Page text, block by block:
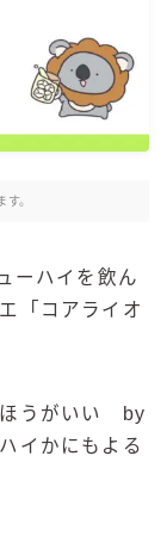
。
ーハイを飲ん
「コアライオ
ほうがいい by
イかにもよる